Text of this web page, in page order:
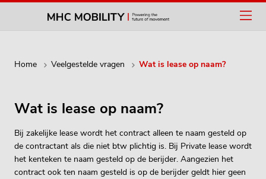
Home Veelgestelde vragen Wat is lease op naam?
Wat is lease op naam?
Bij zakelijke lease wordt het contract alleen te naam gesteld op
de contractant als die niet btw plichtig is. Bij Private lease wordt
het kenteken te naam gesteld op de berijder. Aangezien het
contract ook ten naam gesteld is op de berijder geldt hier geen